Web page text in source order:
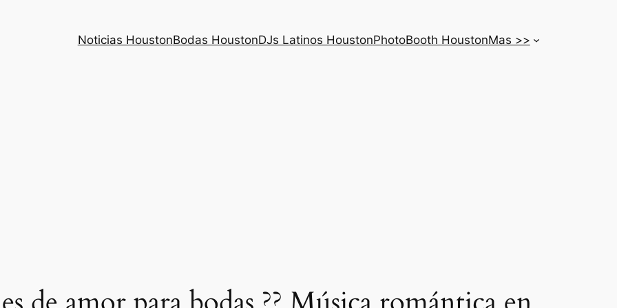
Noticias HoustonBodas HoustonDJs Latinos HoustonPhotoBooth HoustonMas >>